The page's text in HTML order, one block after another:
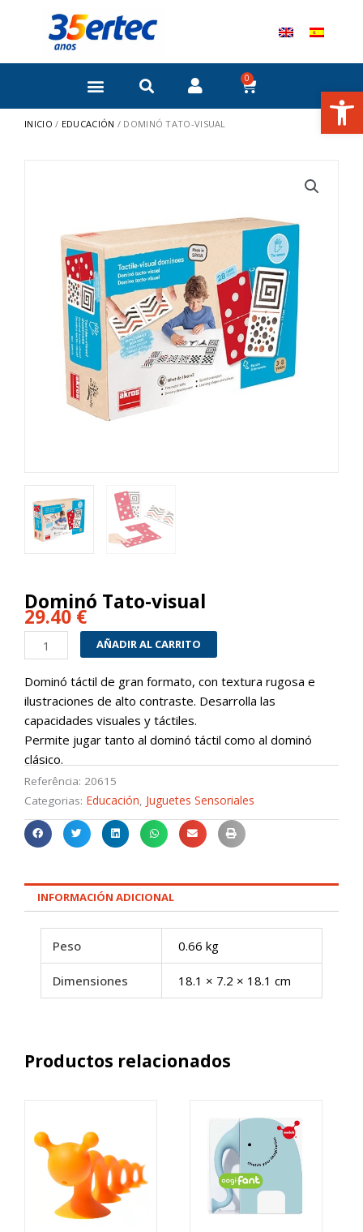
0
Carrito
INICIO / EDUCACIÓN / DOMINÓ TATO-VISUAL
Dominó Tato-visual
29.40€
Dominó
Tato-
visual
cantidad
AÑADIR AL CARRITO
Dominó táctil de gran formato, con textura rugosa e
ilustraciones de alto contraste. Desarrolla las
capacidades visuales y táctiles.
Permite jugar tanto al dominó táctil como al dominó
clásico.
Referência: 20615
Categorias: Educación, Juguetes Sensoriales
INFORMACIÓN ADICIONAL
Peso 0.66 kg
Dimensiones 18.1 × 7.2 × 18.1 cm
Productos relacionados